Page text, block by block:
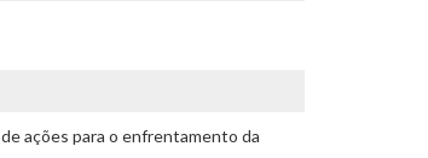
ações para o enfrentamento da